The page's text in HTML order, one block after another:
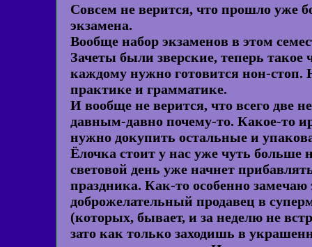
Совсем не верится, что прошло уже
экзамена.
Вообще набор экзаменов в этом
Зачеты были зверские, теперь такое
каждому нужно готовится нон-стоп.
практике и грамматике.
И вообще не верится, что всего две
давным-давно почему-то. Какое-то
нужно докупить остальные и
Ёлочка стоит у нас уже чуть больше
световой день уже начнет
праздника. Как-то особенно
доброжелательный продавец в
(которых, бывает, и за неделю не
зато как только заходишь в